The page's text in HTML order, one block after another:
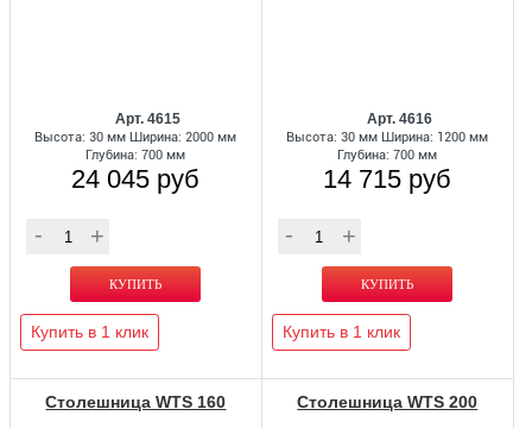
Арт. 4615
Высота: 30 мм Ширина: 2000 мм
Глубина: 700 мм
24 045 руб
Купить в 1 клик
Арт. 4616
Высота: 30 мм Ширина: 1200 мм
Глубина: 700 мм
14 715 руб
Купить в 1 клик
Столешница WTS 160 Столешница WTS 200